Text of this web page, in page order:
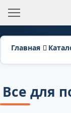
Главная
Все для